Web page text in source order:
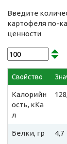
Введите
картофеля по-
ценности
Свойство
Калорийн
ость, кКа
л
Белки, гр 4,7